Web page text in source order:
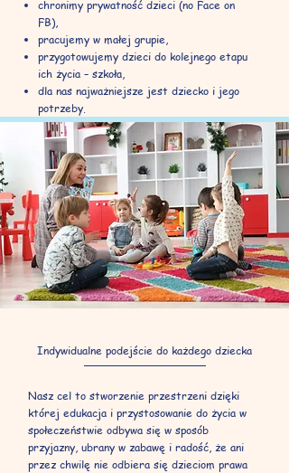
chronimy prywatność dzieci (no Face on
FB),
pracujemy w małej grupie,
przygotowujemy dzieci do kolejnego etapu
ich życia – szkoła,
dla nas najważniejsze jest dziecko i jego
potrzeby.
Indywidualne podejście do każdego dziecka
Nasz cel to stworzenie przestrzeni dzięki
której edukacja i przystosowanie do życia w
społeczeństwie odbywa się w sposób
przyjazny, ubrany w zabawę i radość, że ani
przez chwilę nie odbiera się dzieciom prawa